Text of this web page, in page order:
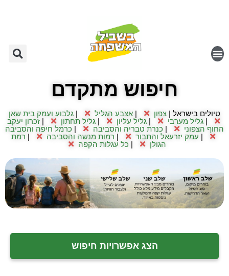
חיפוש מתקדם
טיולים בישראל | צפון אצבע הגליל
גלבוע ועמק בית שאן
|גליל מערבי |גליל עליון |גליל תחתון |זכרון יעקב
החוף הצפוני
כנרת טבריה והסביבה
כרמל חיפה והסביבה
עמק יזרעאל והתבור רמות מנשה והסביבה
רמת
הגולן
כל עגלות הקפה
הצג אפשרויות חיפוש